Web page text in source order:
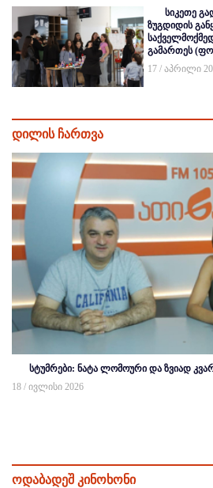
სიკეთე
ზუგდიდის
გამართეს
17 / აპრილი
დილის ჩართვა
სტუმრები: ნატა ლომოური და ზვიად
18 / ივლისი 2026
ოდაბადეშ კინოხონი